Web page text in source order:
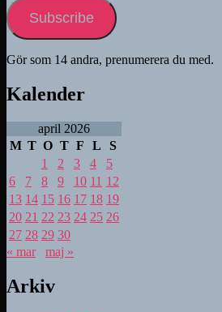
Subscribe
Gör som 14 andra, prenumerera du med.
Kalender
april 2026
M T O T F L
S
1
2 3 4
5
6
7 8 9 10 11 12
13 14 15 16 17 18 19
20 21 22 23 24 25 26
27 28 29 30
« mar
maj »
Arkiv